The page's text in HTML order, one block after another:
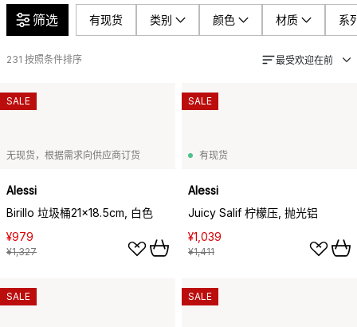
筛选 有现货 类别 颜色 材质 系
231 按照条件排序 最受欢迎在前
无现货，根据需求向供应商订货
Alessi
Birillo 垃圾桶21x18.5cm, 白色
¥979
¥1,327
SALE
有现货
Alessi
Juicy Salif 柠檬压, 抛光铝
¥1,039
¥1,411
SALE
SALE SALE